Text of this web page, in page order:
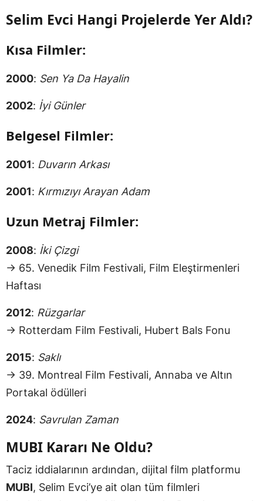
Selim Evci Hangi Projelerde Yer Aldı?
Kısa Filmler:
2000: Sen Ya Da Hayalin
2002: İyi Günler
Belgesel Filmler:
2001: Duvarın Arkası
2001: Kırmızıyı Arayan Adam
Uzun Metraj Filmler:
2008: İki Çizgi
→ 65. Venedik Film Festivali, Film Eleştirmenleri
Haftası
2012: Rüzgarlar
→ Rotterdam Film Festivali, Hubert Bals Fonu
2015: Saklı
→ 39. Montreal Film Festivali, Annaba ve Altın
Portakal ödülleri
2024: Savrulan Zaman
MUBI Kararı Ne Oldu?
Taciz iddialarının ardından, dijital film platformu
MUBI, Selim Evci’ye ait olan tüm filmleri